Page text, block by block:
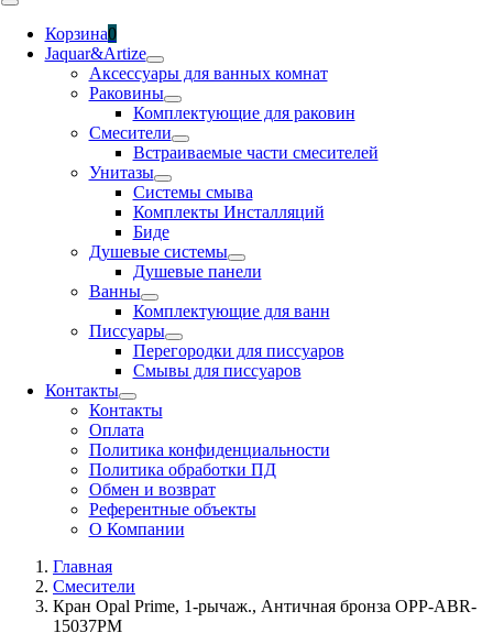
Toggle
NavigationКорзина0
Jaquar&Artize
Аксессуары для ванных комнат
Раковины
Комплектующие для раковин
Смесители
Встраиваемые части смесителей
Унитазы
Системы смыва
Комплекты Инсталляций
Биде
Душевые системы
Душевые панели
Ванны
Комплектующие для ванн
Писсуары
Перегородки для писсуаров
Смывы для писсуаров
Контакты
Контакты
Оплата
Политика конфиденциальности
Политика обработки ПД
Обмен и возврат
Референтные объекты
О Компании
Главная
Смесители
Кран Opal Prime, 1-рычаж., Античная бронза OPP-ABR-
15037PM